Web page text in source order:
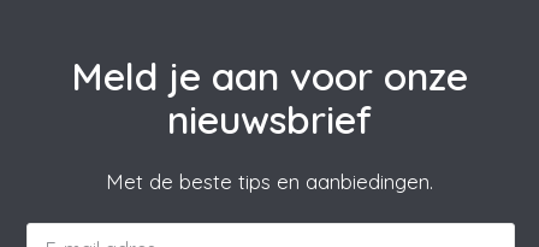
Meld je aan voor onze
nieuwsbrief
Met de beste tips en aanbiedingen.